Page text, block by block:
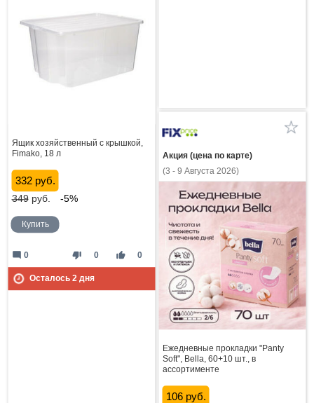
Ящик хозяйственный с крышкой,
Fimako, 18 л
332 руб.
349руб. -5%
Купить
thumb_down 0 thumb_up 0
mode_comment 0
Осталось 2дня
Акция (цена по карте)
(3 - 9 Августа 2026)
Ежедневные прокладки "Panty
Soft", Bella, 60+10 шт., в
ассортименте
106 руб.